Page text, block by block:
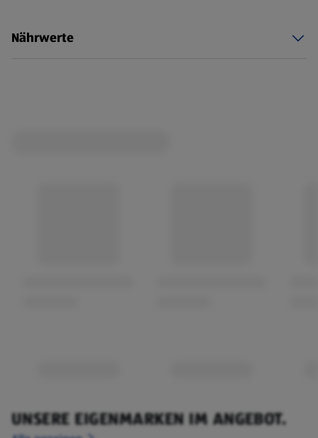
Nährwerte
UNSERE EIGENMARKEN IM ANGEBOT.